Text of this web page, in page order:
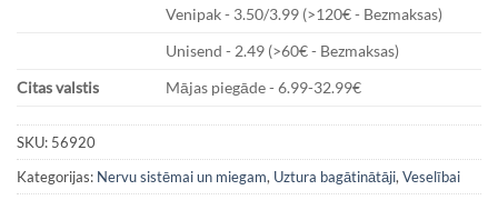
Venipak - 3.50/3.99 (>120€ - Bezmaksas)
Unisend - 2.49 (>60€ - Bezmaksas)
Citas valstis
Mājas piegāde - 6.99-32.99€
SKU: 56920
Kategorijas: Nervu sistēmai un miegam, Uztura bagātinātāji, Veselībai